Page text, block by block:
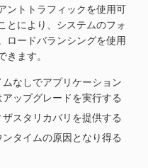
ントトラフィックを使用可
とにより、システムのフォ
ロードバランシングを使用
きます。
なしでアプリケーション
ップグレードを実行する
スタリカバリを提供する
タイムの原因となり得る